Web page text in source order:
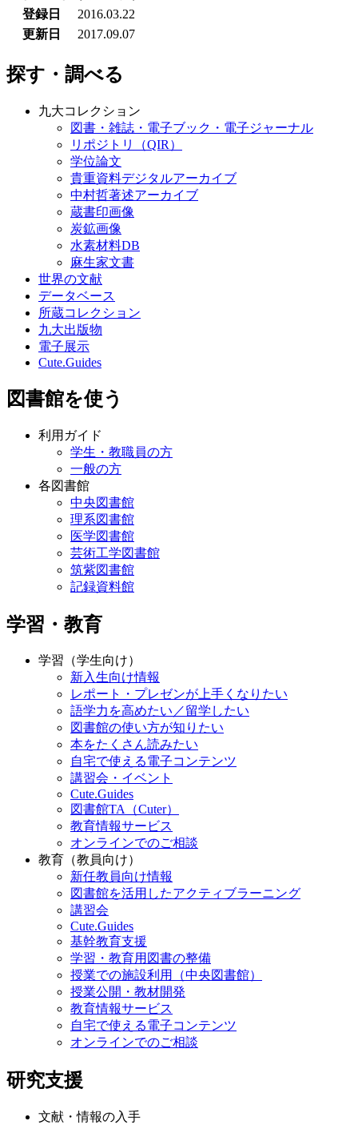
登録日
2016.03.22
更新日
2017.09.07
探す・調べる
九大コレクション
図書・雑誌・電子ブック・電子ジャーナル
リポジトリ（QIR）
学位論文
貴重資料デジタルアーカイブ
中村哲著述アーカイブ
蔵書印画像
炭鉱画像
水素材料DB
麻生家文書
世界の文献
データベース
所蔵コレクション
九大出版物
電子展示
Cute.Guides
図書館を使う
利用ガイド
学生・教職員の方
一般の方
各図書館
中央図書館
理系図書館
医学図書館
芸術工学図書館
筑紫図書館
記録資料館
学習・教育
学習（学生向け）
新入生向け情報
レポート・プレゼンが上手くなりたい
語学力を高めたい／留学したい
図書館の使い方が知りたい
本をたくさん読みたい
自宅で使える電子コンテンツ
講習会・イベント
Cute.Guides
図書館TA（Cuter）
教育情報サービス
オンラインでのご相談
教育（教員向け）
新任教員向け情報
図書館を活用したアクティブラーニング
講習会
Cute.Guides
基幹教育支援
学習・教育用図書の整備
授業での施設利用（中央図書館）
授業公開・教材開発
教育情報サービス
自宅で使える電子コンテンツ
オンラインでのご相談
研究支援
文献・情報の入手